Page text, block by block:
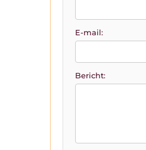
E-mail:
Bericht: